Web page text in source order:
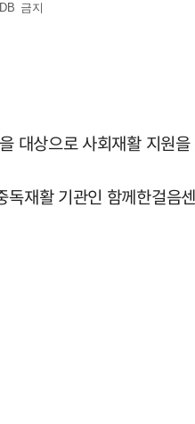
금지
대상으로 사회재활 지원
재활 기관인 함께한걸